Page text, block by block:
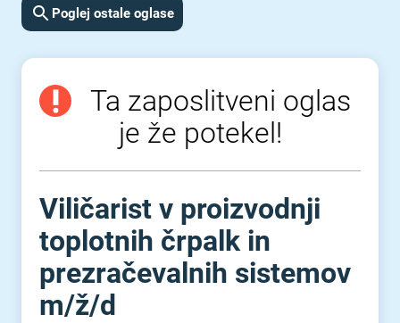
Poglej ostale oglase
Ta zaposlitveni oglas
je že potekel!
Viličarist v proizvodnji
toplotnih črpalk in
prezračevalnih sistemov
m⁠/⁠ž⁠/⁠d